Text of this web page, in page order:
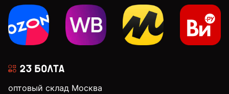
оптовый склад Москва